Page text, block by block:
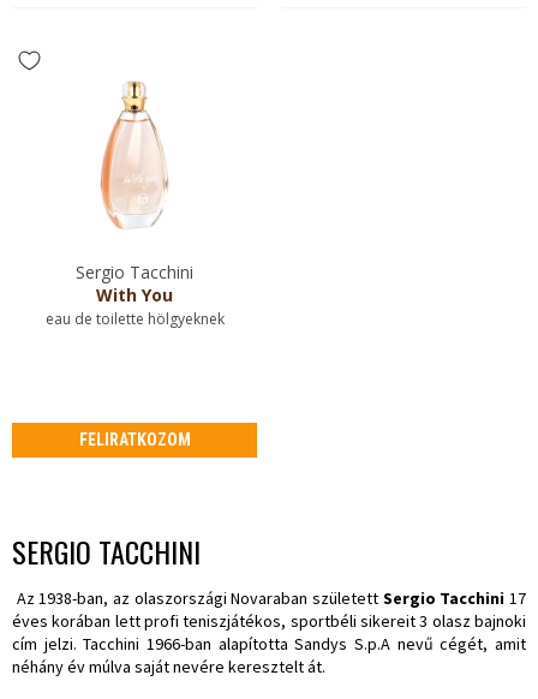
Sergio Tacchini
With You
eau de toilette hölgyeknek
FELIRATKOZOM
SERGIO TACCHINI
Az 1938-ban, az olaszországi Novaraban született Sergio Tacchini 17
éves korában lett profi teniszjátékos, sportbéli sikereit 3 olasz bajnoki
cím jelzi. Tacchini 1966-ban alapította Sandys S.p.A nevű cégét, amit
néhány év múlva saját nevére keresztelt át.